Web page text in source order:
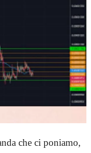
che ci poniamo,